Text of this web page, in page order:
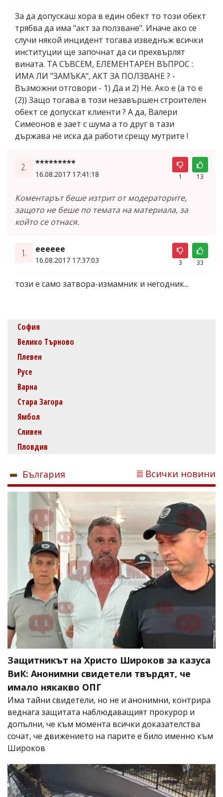
За да допускаш хора в един обект то този обект
трябва да има "акт за ползване". Иначе ако се
случи някой инцидент тогава изведнъж всички
институции ще започнат да си прехвърлят
вината. ТА СЪВСЕМ, ЕЛЕМЕНТАРЕН ВЪПРОС :
ИМА ЛИ "ЗАМЪКА", АКТ ЗА ПОЛЗВАНЕ ? -
Възможни отговори - 1) Да и 2) Не. Ако е (а то е
(2)) Защо тогава в този незавършен строителен
обект се допускат клиенти ? А да, Валери
Симеонов е зает с шума а то друг в тази
държава не иска да работи срещу мутрите !
2. *********
16.08.2017 17:41:18 1 13
Коментарът беше изтрит от модераторите,
защото не беше по темата на материала, за
който се отнася.
1. ееееее
16.08.2017 17:37:03 3 33
този е само затвора-измамник и негодник...
София
Велико Търново
Плевен
Русе
Варна
Стара Загора
Ямбол
Сливен
Пловдив
България Всички новини
Защитникът на Христо Широков за казуса
ВиК: Анонимни свидетели твърдят, че
имало някакво ОПГ
Има тайни свидетели, но не и анонимни, контрира
веднага защитата наблюдаващият прокурор и
допълни, че към момента всички доказателства
сочат, че движението на парите е било именно към
Широков